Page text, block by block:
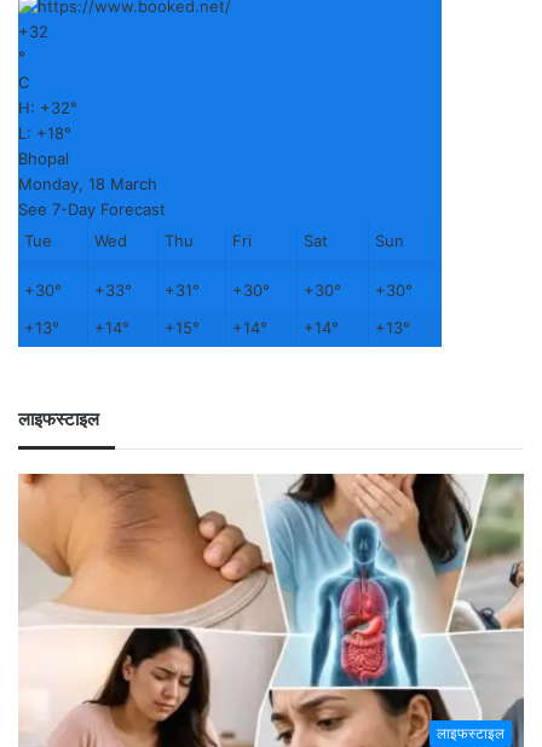
+32
°
C
H: +32°
L: +18°
Bhopal
Monday, 18 March
See 7-Day Forecast
Tue
Wed Thu Fri Sat Sun
+30° +33° +31° +30° +30° +30°
+13° +14° +15° +14° +14° +13°
लाइफस्टाइल
लाइफस्टाइल